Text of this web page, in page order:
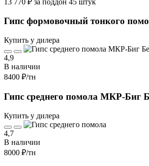
Гипс формовочный тонкого
Купить у дилера
4,9
В наличии
8400 ₽/тн
Гипс среднего помола МКР-Биг
Купить у дилера
4,7
В наличии
8000 ₽/тн